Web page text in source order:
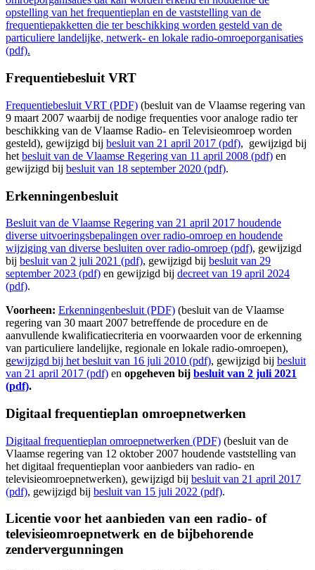
opstelling van het frequentieplan en de vaststelling van de
frequentiepakketten die ter beschikking worden gesteld van de
particuliere landelijke, netwerk- en lokale radio-omroeporganisaties
(pdf).
Frequentiebesluit VRT
Frequentiebesluit VRT (PDF) (besluit van de Vlaamse regering van
9 maart 2007 waarbij de nodige frequenties voor analoge radio ter
beschikking van de Vlaamse Radio- en Televisieomroep worden
gesteld), gewijzigd bij besluit van 21 april 2017 (pdf), gewijzigd bij
het besluit van de Vlaamse Regering van 11 april 2008 (pdf) en
gewijzigd bij besluit van 18 september 2020 (pdf).
Erkenningenbesluit
Besluit van de Vlaamse Regering van 21 april 2017 houdende
diverse uitvoeringsbepalingen over radio-omroep en houdende
wijziging van diverse besluiten over radio-omroep (pdf), gewijzigd
bij besluit van 2 juli 2021 (pdf), gewijzigd bij besluit van 29
september 2023 (pdf) en gewijzigd bij decreet van 19 april 2024
(pdf).
Voorheen: Erkenningenbesluit (PDF) (besluit van de Vlaamse
regering van 30 maart 2007 betreffende de procedure en de
aanvullende kwalificatiecriteria en voorwaarden voor de erkenning
van particuliere landelijke, regionale en lokale radio-omroepen),
gewijzigd bij het besluit van 16 juli 2010 (pdf), gewijzigd bij besluit
van 21 april 2017 (pdf) en opgeheven bij besluit van 2 juli 2021
(pdf).
Digitaal frequentieplan omroepnetwerken
Digitaal frequentieplan omroepnetwerken (PDF) (besluit van de
Vlaamse regering van 12 oktober 2007 houdende vaststelling van
het digitaal frequentieplan voor aanbieders van radio- en
televisieomroepnetwerken), gewijzigd bij besluit van 21 april 2017
(pdf), gewijzigd bij besluit van 15 juli 2022 (pdf).
Licentie voor het aanbieden van een radio- of
televisieomroepnetwerk en de bijbehorende
zendervergunningen